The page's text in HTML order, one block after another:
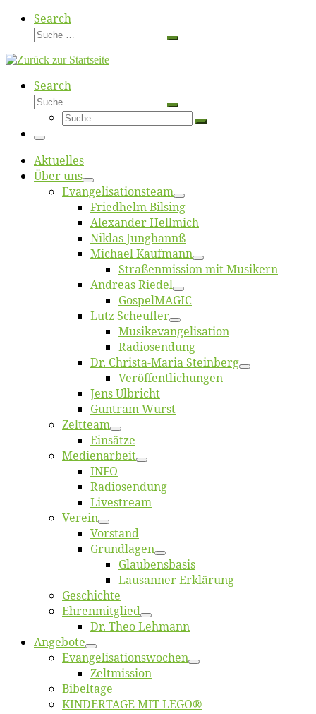
Search
Suche
Suche
Search
Suche
Suche
Suche
Suche
Menü
Ak­tu­el­les
Über uns
Evangelisa­tions­team
Fried­helm Bilsing
Alex­an­der Hellmich
Ni­klas Junghannß
Mi­cha­el Kaufmann
Straßenmis­sion mit Musikern
An­dre­as Riedel
Gos­pel­MA­GIC
Lutz Scheuf­ler
Musikevan­ge­li­sa­tion
Ra­dio­sen­dung
Dr. Chris­­ta-Ma­ria Steinberg
Ver­öf­fent­li­chun­gen
Jens Ulb­richt
Gun­tram Wurst
Zelt­team
Ein­sät­ze
Me­di­en­ar­beit
INFO
Ra­dio­sen­dung
Live­stream
Ver­ein
Vor­stand
Grund­la­gen
Glaubens­ba­sis
Lausan­ner Erklärung
Ge­schich­te
Eh­ren­mit­glied
Dr. Theo Lehmann
An­ge­bo­te
Evangelisa­tions­wo­chen
Zelt­mis­si­on
Bi­bel­ta­ge
KINDERTAGE MIT LEGO®